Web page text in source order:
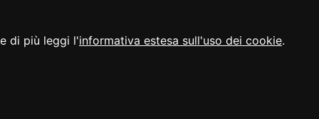
di più leggi l'informativa estesa sull'uso dei cookie.
Realizzato da